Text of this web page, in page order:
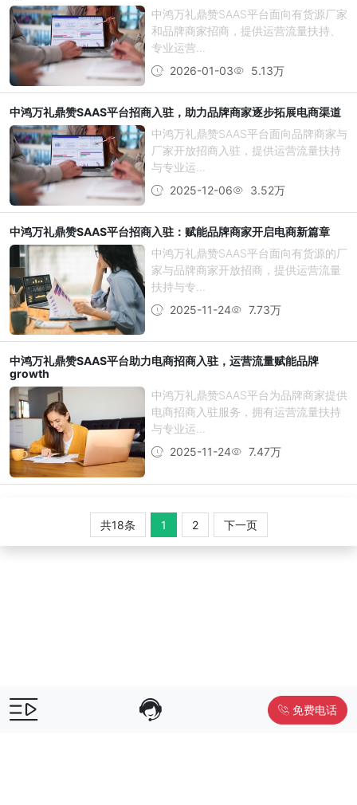
中鸿万礼鼎赞SAAS平台面向有货源厂家
和品牌商家招商，提供运营流量扶持、
专业运营...
2026-01-03
5.13万
中鸿万礼鼎赞SAAS平台招商入驻，助力品牌商家逐步拓展电商渠道
中鸿万礼鼎赞SAAS平台面向品牌商家与
厂家开放招商入驻，提供运营流量扶持
与专业运...
2025-12-06
3.52万
中鸿万礼鼎赞SAAS平台招商入驻：赋能品牌商家开启电商新篇章
中鸿万礼鼎赞SAAS平台面向有货源的厂
家与品牌商家开放招商，提供运营流量
扶持与专...
2025-11-24
7.73万
中鸿万礼鼎赞SAAS平台助力电商招商入驻，运营流量赋能品牌
growth
中鸿万礼鼎赞SAAS平台为品牌商家提供
电商招商入驻服务，拥有运营流量扶持
与专业运...
2025-11-24
7.47万
共18条 1 2 下一页
免费电话